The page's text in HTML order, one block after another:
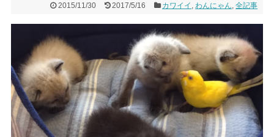
2015/11/30 2017/5/16 カワイイ ,わんにゃん,全記事